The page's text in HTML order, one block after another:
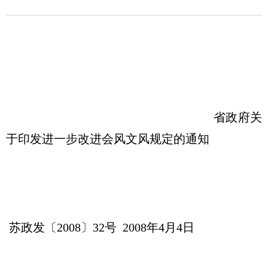
省政府关
于印发进一步改进会风文风规定的通知
苏政发〔2008〕32号 2008年4月4日